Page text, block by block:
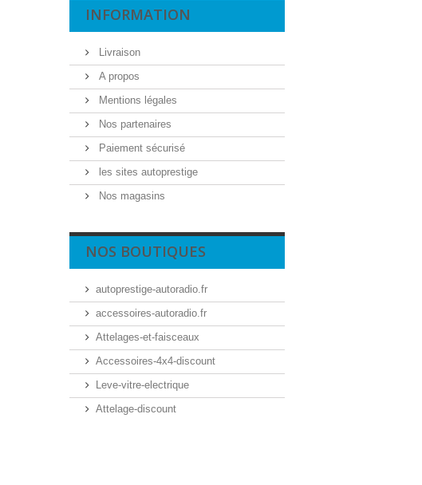
INFORMATION
Livraison
A propos
Mentions légales
Nos partenaires
Paiement sécurisé
les sites autoprestige
Nos magasins
NOS BOUTIQUES
autoprestige-autoradio.fr
accessoires-autoradio.fr
Attelages-et-faisceaux
Accessoires-4x4-discount
Leve-vitre-electrique
Attelage-discount